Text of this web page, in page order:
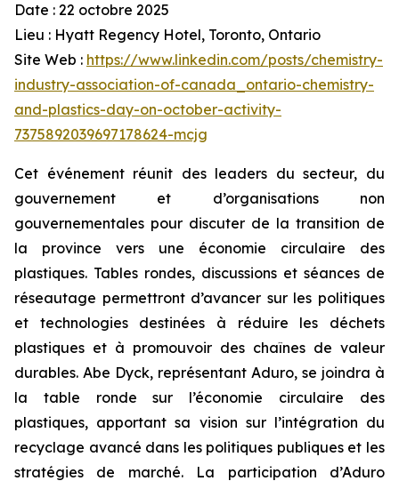
Date : 22 octobre 2025
Lieu : Hyatt Regency Hotel, Toronto, Ontario
Site Web : https://www.linkedin.com/posts/chemistry-
industry-association-of-canada_ontario-chemistry-
and-plastics-day-on-october-activity-
7375892039697178624-mcjg
Cet événement réunit des leaders du secteur, du
gouvernement et d’organisations non
gouvernementales pour discuter de la transition de
la province vers une économie circulaire des
plastiques. Tables rondes, discussions et séances de
réseautage permettront d’avancer sur les politiques
et technologies destinées à réduire les déchets
plastiques et à promouvoir des chaînes de valeur
durables. Abe Dyck, représentant Aduro, se joindra à
la table ronde sur l’économie circulaire des
plastiques, apportant sa vision sur l’intégration du
recyclage avancé dans les politiques publiques et les
stratégies de marché. La participation d’Aduro